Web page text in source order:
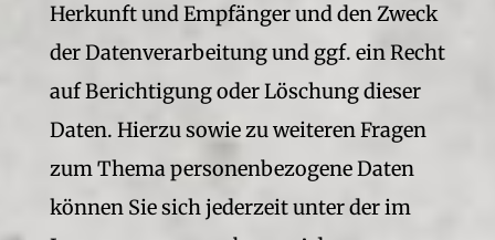
Herkunft und Empfänger und den Zweck
der Datenverarbeitung und ggf. ein Recht
auf Berichtigung oder Löschung dieser
Daten. Hierzu sowie zu weiteren Fragen
zum Thema personenbezogene Daten
können Sie sich jederzeit unter der im